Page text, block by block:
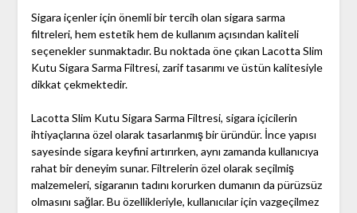
Sigara içenler için önemli bir tercih olan sigara sarma
filtreleri, hem estetik hem de kullanım açısından kaliteli
seçenekler sunmaktadır. Bu noktada öne çıkan Lacotta Slim
Kutu Sigara Sarma Filtresi, zarif tasarımı ve üstün kalitesiyle
dikkat çekmektedir.
Lacotta Slim Kutu Sigara Sarma Filtresi, sigara içicilerin
ihtiyaçlarına özel olarak tasarlanmış bir üründür. İnce yapısı
sayesinde sigara keyfini artırırken, aynı zamanda kullanıcıya
rahat bir deneyim sunar. Filtrelerin özel olarak seçilmiş
malzemeleri, sigaranın tadını korurken dumanın da pürüzsüz
olmasını sağlar. Bu özellikleriyle, kullanıcılar için vazgeçilmez